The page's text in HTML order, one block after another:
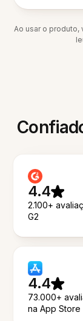
Ao usar o
4.4
2.100+
G2
4.4
73.000+
na App Store